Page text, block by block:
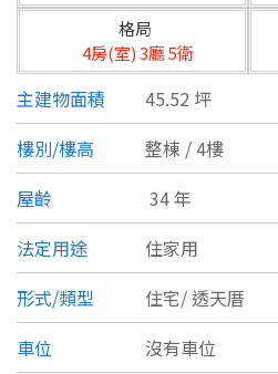
基隆市
新北市
宜蘭縣
桃園市
新竹市
新竹縣
苗栗縣
台中市
類型(可複選)
公寓
別墅 透天厝
農舍 辦公
格局
4房(室) 3廳 5衛
主建物面積
45.52 坪
樓別/樓高
整棟 / 4樓
屋齡
34 年
法定用途
住家用
形式/類型
住宅/透天厝
車位
沒有車位